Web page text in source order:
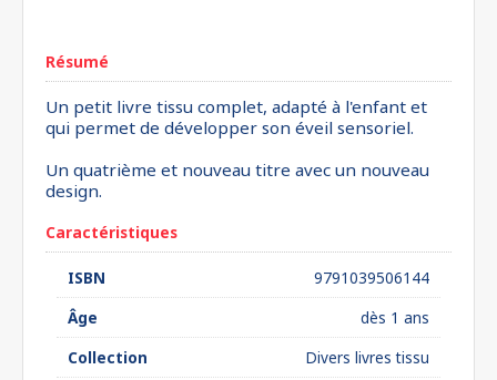
Résumé
Un petit livre tissu complet, adapté à l'enfant et
qui permet de développer son éveil sensoriel.
Un quatrième et nouveau titre avec un nouveau
design.
Caractéristiques
ISBN
9791039506144
Âge
dès 1 ans
Collection
Divers livres tissu